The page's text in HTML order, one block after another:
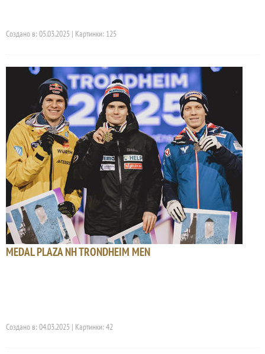
Создано в: 05.03.2025 | Картинки: 125
MEDAL PLAZA NH TRONDHEIM MEN
Создано в: 04.03.2025 | Картинки: 42